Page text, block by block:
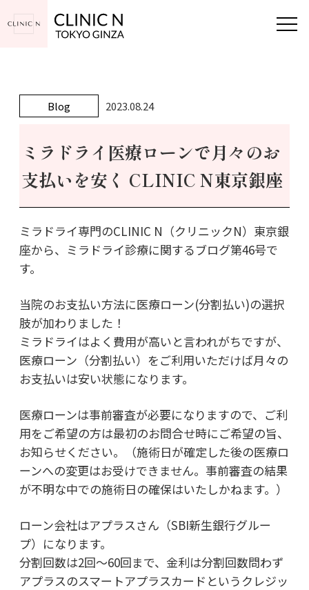
Blog 2023.08.24
ミラドライ医療ローンで月々のお
支払いを安く CLINIC N東京銀座
ミラドライ専門のCLINIC N（クリニックN）東京銀
座から、ミラドライ診療に関するブログ第46号で
す。
当院のお支払い方法に医療ローン(分割払い)の選択
肢が加わりました！
ミラドライはよく費用が高いと言われがちですが、
医療ローン（分割払い）をご利用いただけば月々の
お支払いは安い状態になります。
医療ローンは事前審査が必要になりますので、ご利
用をご希望の方は最初のお問合せ時にご希望の旨、
お知らせください。（施術日が確定した後の医療ロ
ーンへの変更はお受けできません。事前審査の結果
が不明な中での施術日の確保はいたしかねます。）
ローン会社はアプラスさん（SBI新生銀行グルー
プ）になります。
分割回数は2回～60回まで、金利は分割回数問わず
アプラスのスマートアプラスカードというクレジッ